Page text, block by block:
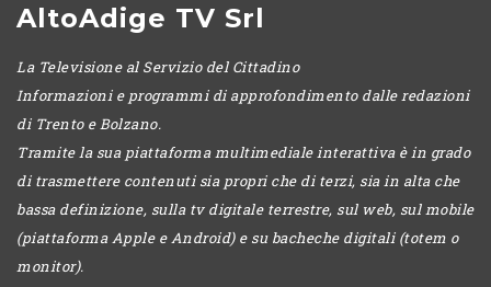
AltoAdige TV Srl
La Televisione al Servizio del Cittadino
Informazioni e programmi di approfondimento dalle redazioni
di Trento e Bolzano.
Tramite la sua piattaforma multimediale interattiva è in grado
di trasmettere contenuti sia propri che di terzi, sia in alta che
bassa definizione, sulla tv digitale terrestre, sul web, sul mobile
(piattaforma Apple e Android) e su bacheche digitali (totem o
monitor).